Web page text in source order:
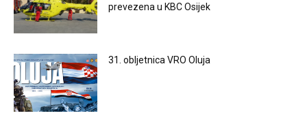
prevezena u KBC Osijek
31. obljetnica VRO Oluja